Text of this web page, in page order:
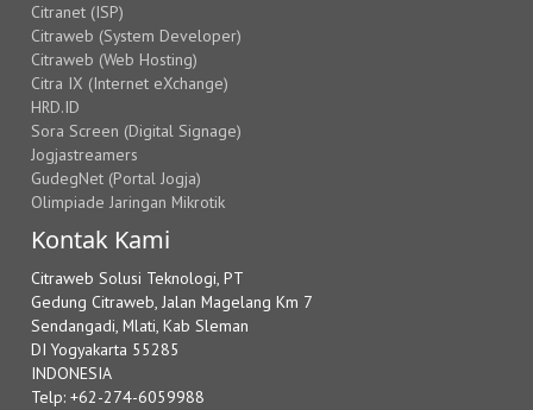
Citranet (ISP)
Citraweb (System Developer)
Citraweb (Web Hosting)
Citra IX (Internet eXchange)
HRD.ID
Sora Screen (Digital Signage)
Jogjastreamers
GudegNet (Portal Jogja)
Olimpiade Jaringan Mikrotik
Kontak Kami
Citraweb Solusi Teknologi, PT
Gedung Citraweb, Jalan Magelang Km 7
Sendangadi, Mlati, Kab Sleman
DI Yogyakarta 55285
INDONESIA
Telp: +62-274-6059988